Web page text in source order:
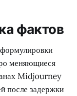
фактов
меняющиеся
Midjourney
после задержки